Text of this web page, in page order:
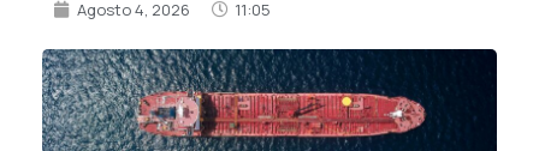
Agosto 4, 2026 11:05